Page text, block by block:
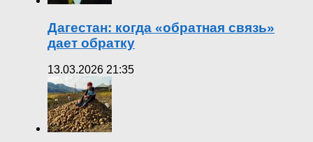
Дагестан: когда «обратная связь»
дает обратку
13.03.2026 21:35